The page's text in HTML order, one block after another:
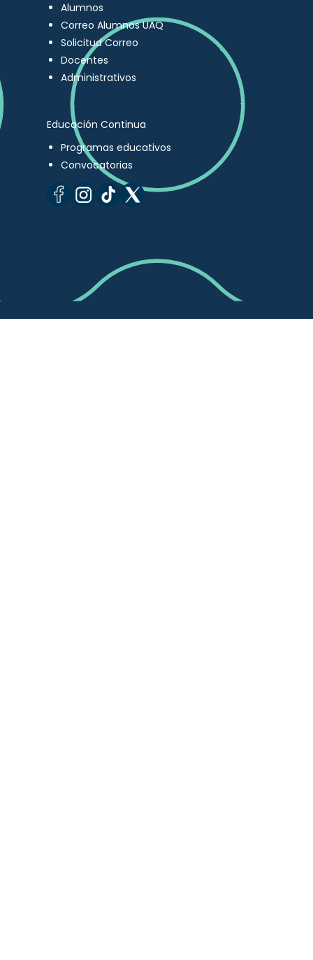
Alumnos
Correo Alumnos UAQ
Solicitud Correo
Docentes
Administrativos
Educación Continua
Programas educativos
Convocatorias